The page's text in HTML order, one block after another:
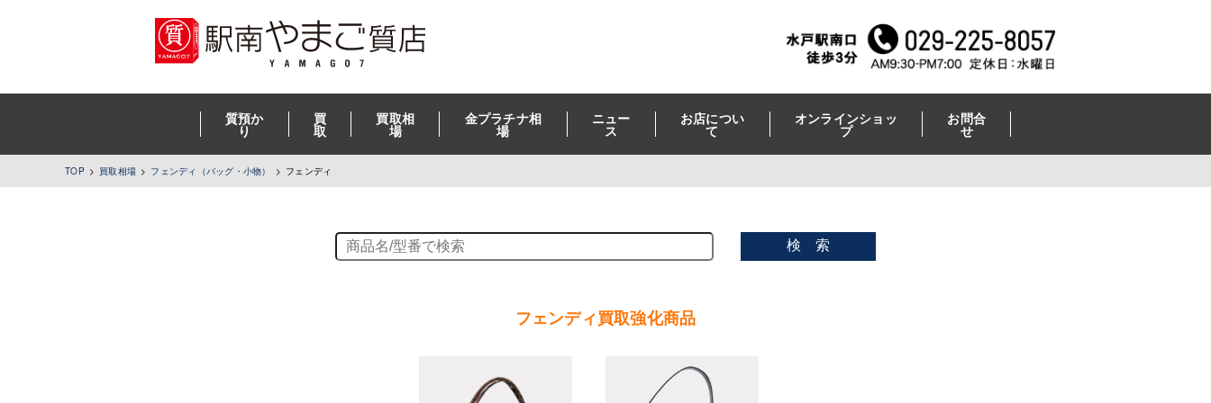
質預か
り
買
取
買取相
場
金プラチナ相
場
ニュー
ス
お店につい
て
オンラインショッ
プ
お問合
せ
TOP 買取相場 フェンディ（バッグ・小物） フェンディ
検 索
フェンディ買取強化商品